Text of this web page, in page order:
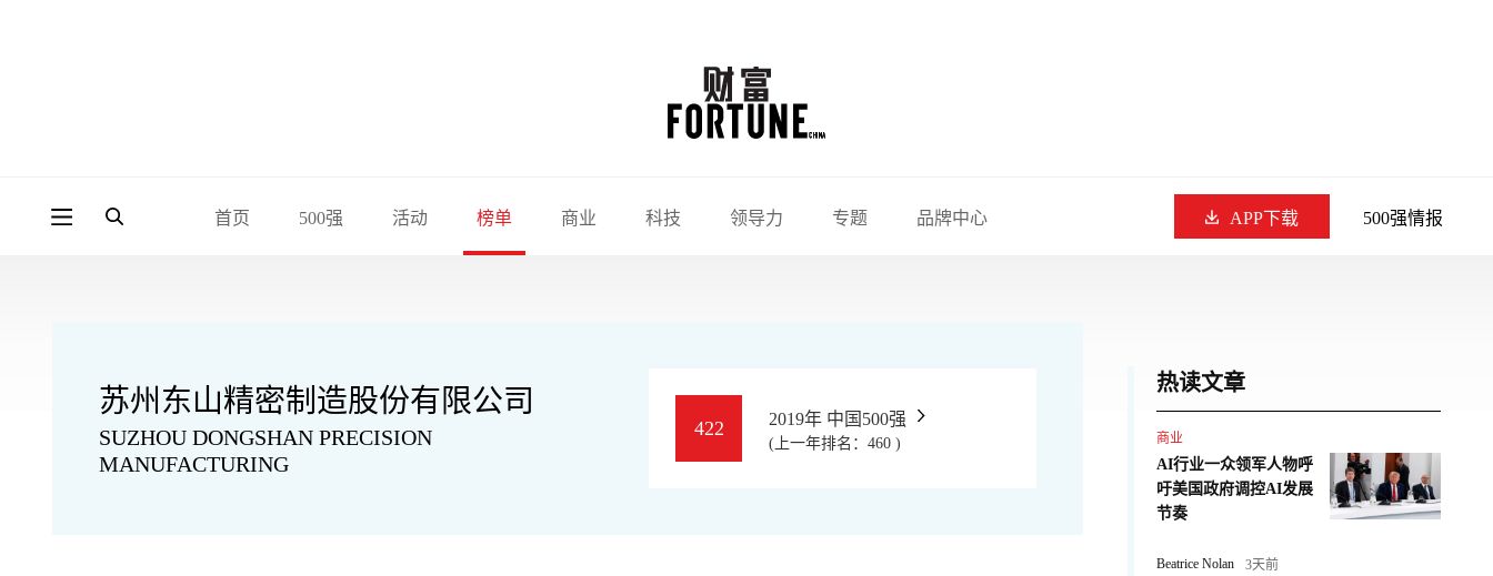
首页 500强 活动 榜单 商业 科技 领导力 专题 品牌中心 APP下载 500强情报
苏州东山精密制造股份有限公司
SUZHOU DONGSHAN PRECISION
MANUFACTURING
422 2019年 中国500强
(上一年排名：460 )
热读文章
商业
AI行业一众领军人物呼
吁美国政府调控AI发展
节奏
Beatrice Nolan 3天前